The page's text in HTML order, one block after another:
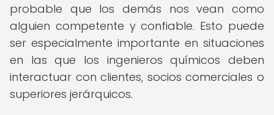
probable que los demás nos vean como
alguien competente y confiable. Esto puede
ser especialmente importante en situaciones
en las que los ingenieros químicos deben
interactuar con clientes, socios comerciales o
superiores jerárquicos.